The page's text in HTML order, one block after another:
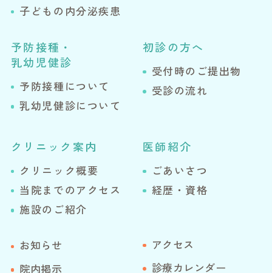
子どもの内分泌疾患
予防接種・
乳幼児健診
予防接種について
乳幼児健診について
初診の方へ
受付時のご提出物
受診の流れ
クリニック案内
クリニック概要
当院までのアクセス
施設のご紹介
医師紹介
ごあいさつ
経歴・資格
お知らせ
院内掲示
アクセス
診療カレンダー